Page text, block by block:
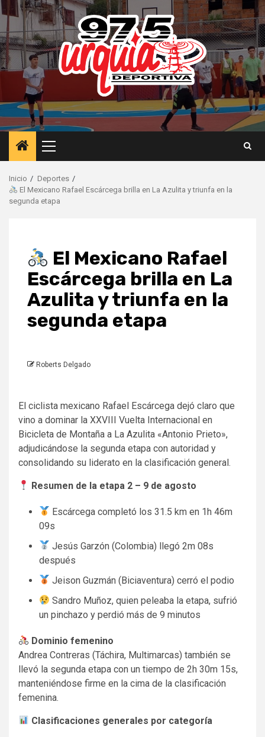
Saltar
contenido
Menú
principal
Inicio
Deportes
El Mexicano Rafael Escárcega brilla en La Azulita y triunfa en la
segunda etapa
El Mexicano Rafael
Escárcega brilla en La
Azulita y triunfa en la
segunda etapa
Roberts Delgado
El ciclista mexicano Rafael Escárcega dejó claro que
vino a dominar la XXVIII Vuelta Internacional en
Bicicleta de Montaña a La Azulita «Antonio Prieto»,
adjudicándose la segunda etapa con autoridad y
consolidando su liderato en la clasificación general.
Resumen de la etapa 2 – 9 de agosto
Escárcega completó los 31.5 km en 1h 46m
09s
Jesús Garzón (Colombia) llegó 2m 08s
después
Jeison Guzmán (Biciaventura) cerró el podio
Sandro Muñoz, quien peleaba la etapa, sufrió
un pinchazo y perdió más de 9 minutos
Dominio femenino
Andrea Contreras (Táchira, Multimarcas) también se
llevó la segunda etapa con un tiempo de 2h 30m 15s,
manteniéndose firme en la cima de la clasificación
femenina.
Clasificaciones generales por categoría